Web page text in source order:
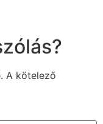
A kötelező